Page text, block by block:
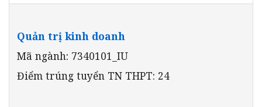
Quản trị kinh doanh
Mã ngành: 7340101_IU
Điểm trúng tuyển TN THPT: 24